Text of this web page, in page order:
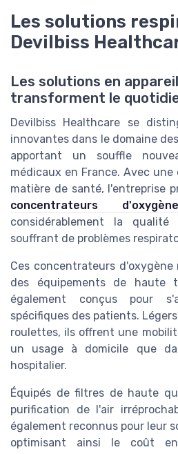
Les solutions
Devilbiss
Les solutions en
transforment le
Devilbiss Healthcare se
innovantes dans le domaine
apportant un souffle
médicaux en France. Avec
matière de santé, l'entreprise
concentrateurs d'oxygène
considérablement la
souffrant de problèmes
Ces concentrateurs
des équipements de haute
également conçus pour
spécifiques des patients.
roulettes, ils offrent une
un usage à domicile que
hospitalier.
Équipés de filtres de haute
purification de l'air
également reconnus pour leur
optimisant ainsi le coût